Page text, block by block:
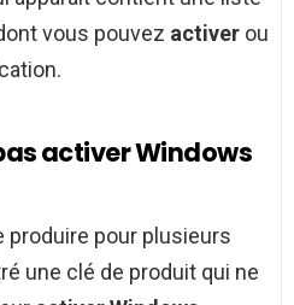
vous pouvez activer ou
activer Windows
produire pour plusieurs
une clé de produit qui ne